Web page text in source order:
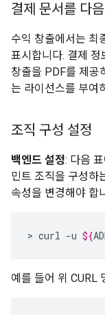
결제 문서를 다
수익 창출에서는 최
표시합니다. 결제
창출을 PDF를 제공
는 라이선스를 부여
조직 구성 설정
백엔드 설정: 다음
민트 조직을 구성하
속성을 변경해야 합
> curl -u ${
예를 들어 위 CURL